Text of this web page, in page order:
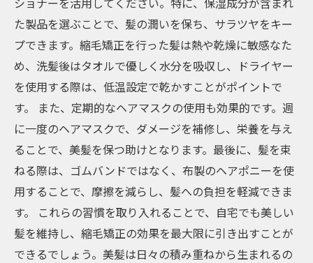
た製品を選ぶことで、髪の潤いを保ち、サラツヤをキー
プできます。縮毛矯正を行った髪は熱や乾燥に敏感なた
め、洗髪後はタオルで優しく水分を吸収し、ドライヤー
を使用する際は、低温設定で乾かすことがポイントで
す。 また、定期的なヘアマスクの使用も効果的です。週
に一度のヘアマスクで、ダメージを補修し、栄養を与え
ることで、美髪を保つ助けとなります。最後に、髪を束
ねる際は、ゴムバンドではなく、布製のヘアポニーを使
用することで、摩擦を減らし、髪への負担を軽減できま
す。 これらの習慣を取り入れることで、自宅でも美しい
髪を維持し、縮毛矯正の効果を最大限に引き出すことが
できるでしょう。美髪は日々の積み重ねから生まれるの